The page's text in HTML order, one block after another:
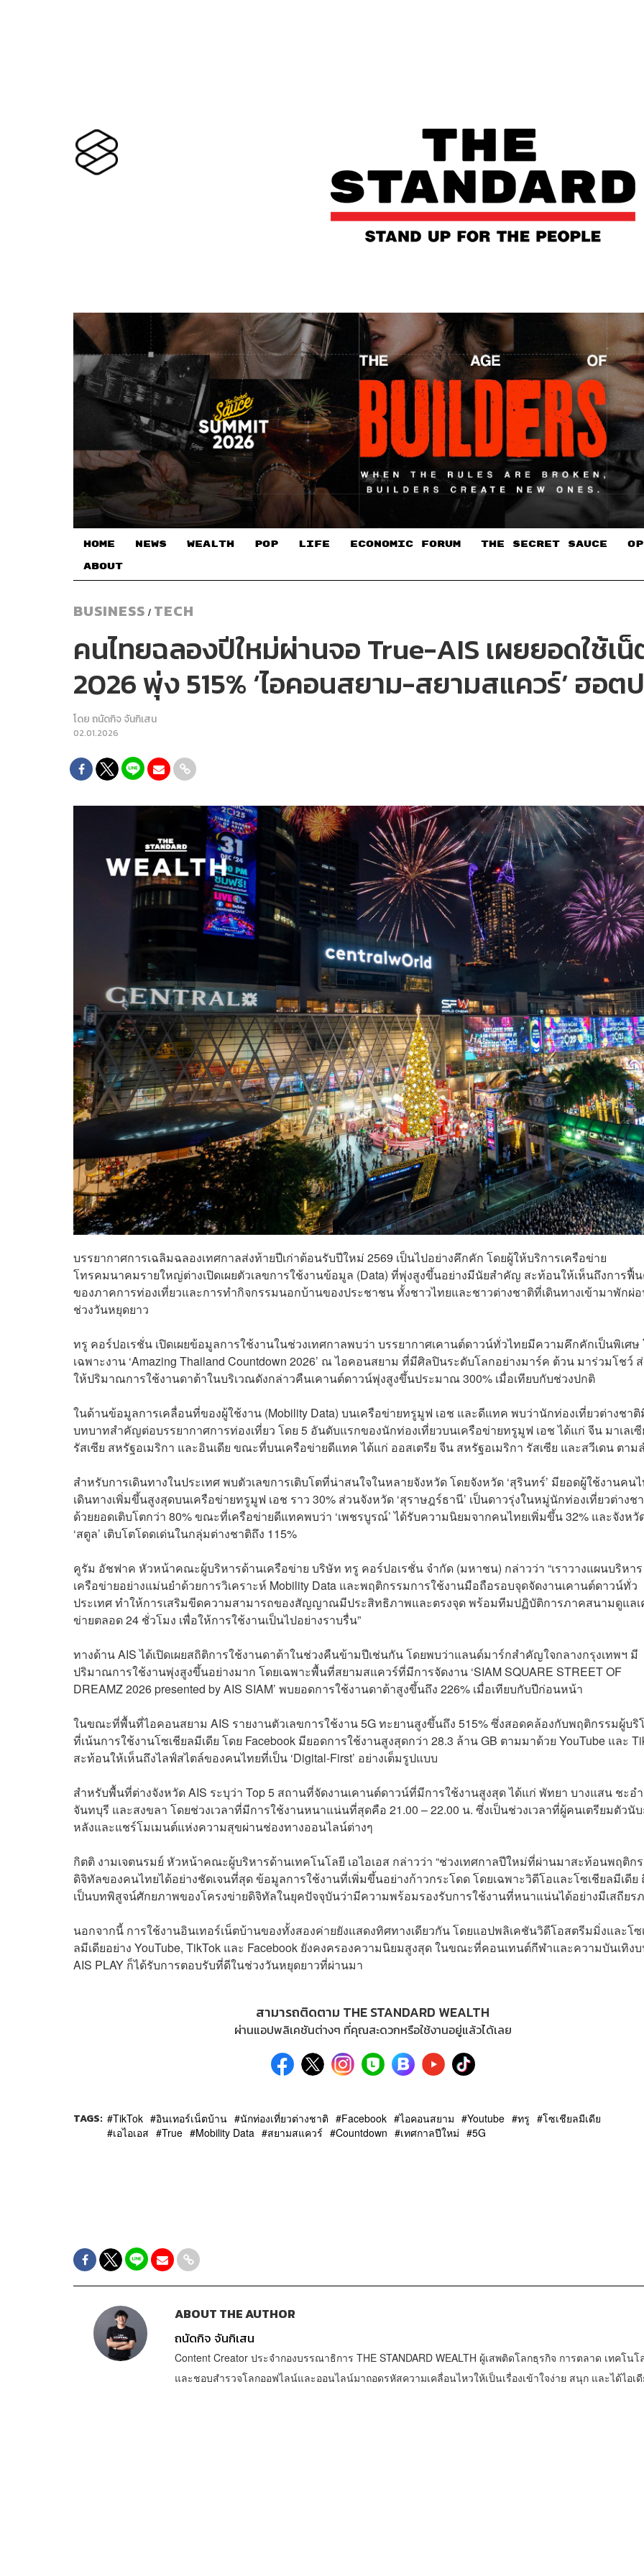
HOME NEWS WEALTH POP LIFE ECONOMIC FORUM THE SECRET SAUCE​
ABOUT
BUSINESS / TECH
คนไทยฉลองปีใหม่ผ่านจอ True-AIS เผยยอดใช้เ
2026 พุ่ง 515% ‘ไอคอนสยาม-สยามสแควร์’ ฮอ
โดยถนัดกิจ จันกิเสน
02.01.2026
บรรยากาศการเฉลิมฉลองเทศกาลส่งท้ายปีเก่าต้อนรับปีใหม่ 2569 เป็นไปอย่างคึกคัก โดยผู้ให้บริการเครือข่าย
โทรคมนาคมรายใหญ่ต่างเปิดเผยตัวเลขการใช้งานข้อมูล (Data) ที่พุ่งสูงขึ้นอย่างมีนัยสำคัญ สะท้อนให้เห็นถึงการฟื้
ของภาคการท่องเที่ยวและการทำกิจกรรมนอกบ้านของประชาชน ทั้งชาวไทยและชาวต่างชาติที่เดินทางเข้ามาพักผ่
ช่วงวันหยุดยาว
ทรู คอร์ปอเรชั่น เปิดเผยข้อมูลการใช้งานในช่วงเทศกาลพบว่า บรรยากาศเคานต์ดาวน์ทั่วไทยมีความคึกคักเป็นพิเศษ
เฉพาะงาน ‘Amazing Thailand Countdown 2026’ ณ ไอคอนสยาม ที่มีศิลปินระดับโลกอย่างมาร์ค ต้วน มาร่วมโชว์
ให้ปริมาณการใช้งานดาต้าในบริเวณดังกล่าวคืนเคานต์ดาวน์พุ่งสูงขึ้นประมาณ 300% เมื่อเทียบกับช่วงปกติ
ในด้านข้อมูลการเคลื่อนที่ของผู้ใช้งาน (Mobility Data) บนเครือข่ายทรูมูฟ เอช และดีแทค พบว่านักท่องเที่ยวต่างชา
บทบาทสำคัญต่อบรรยากาศการท่องเที่ยว โดย 5 อันดับแรกของนักท่องเที่ยวบนเครือข่ายทรูมูฟ เอช ได้แก่ จีน มาเลเ
รัสเซีย สหรัฐอเมริกา และอินเดีย ขณะที่บนเครือข่ายดีแทค ได้แก่ ออสเตรีย จีน สหรัฐอเมริกา รัสเซีย และสวีเดน ตาม
สำหรับการเดินทางในประเทศ พบตัวเลขการเติบโตที่น่าสนใจในหลายจังหวัด โดยจังหวัด ‘สุรินทร์’ มียอดผู้ใช้งานคน
เดินทางเพิ่มขึ้นสูงสุดบนเครือข่ายทรูมูฟ เอช ราว 30% ส่วนจังหวัด ‘สุราษฎร์ธานี’ เป็นดาวรุ่งในหมู่นักท่องเที่ยวต่างช
ด้วยยอดเติบโตกว่า 80% ขณะที่เครือข่ายดีแทคพบว่า ‘เพชรบูรณ์’ ได้รับความนิยมจากคนไทยเพิ่มขึ้น 32% และจังหวั
‘สตูล’ เติบโตโดดเด่นในกลุ่มต่างชาติถึง 115%
คูรัม อัชฟาค หัวหน้าคณะผู้บริหารด้านเครือข่าย บริษัท ทรู คอร์ปอเรชั่น จำกัด (มหาชน) กล่าวว่า “เราวางแผนบริหาร
เครือข่ายอย่างแม่นยำด้วยการวิเคราะห์ Mobility Data และพฤติกรรมการใช้งานมือถือรอบจุดจัดงานเคานต์ดาวน์ทั่ว
ประเทศ ทำให้การเสริมขีดความสามารถของสัญญาณมีประสิทธิภาพและตรงจุด พร้อมทีมปฏิบัติการภาคสนามดูแลเ
ข่ายตลอด 24 ชั่วโมง เพื่อให้การใช้งานเป็นไปอย่างราบรื่น”
ทางด้าน AIS ได้เปิดเผยสถิติการใช้งานดาต้าในช่วงคืนข้ามปีเช่นกัน โดยพบว่าแลนด์มาร์กสำคัญใจกลางกรุงเทพฯ มี
ปริมาณการใช้งานพุ่งสูงขึ้นอย่างมาก โดยเฉพาะพื้นที่สยามสแควร์ที่มีการจัดงาน ‘SIAM SQUARE STREET OF
DREAMZ 2026 presented by AIS SIAM’ พบยอดการใช้งานดาต้าสูงขึ้นถึง 226% เมื่อเทียบกับปีก่อนหน้า
ในขณะที่พื้นที่ไอคอนสยาม AIS รายงานตัวเลขการใช้งาน 5G ทะยานสูงขึ้นถึง 515% ซึ่งสอดคล้องกับพฤติกรรมผู้บริ
ที่เน้นการใช้งานโซเชียลมีเดีย โดย Facebook มียอดการใช้งานสูงสุดกว่า 28.3 ล้าน GB ตามมาด้วย YouTube และ
สะท้อนให้เห็นถึงไลฟ์สไตล์ของคนไทยที่เป็น ‘Digital-First’ อย่างเต็มรูปแบบ
สำหรับพื้นที่ต่างจังหวัด AIS ระบุว่า Top 5 สถานที่จัดงานเคานต์ดาวน์ที่มีการใช้งานสูงสุด ได้แก่ พัทยา บางแสน ชะอำ
จันทบุรี และสงขลา โดยช่วงเวลาที่มีการใช้งานหนาแน่นที่สุดคือ 21.00 – 22.00 น. ซึ่งเป็นช่วงเวลาที่ผู้คนเตรียมตัวนั
หลังและแชร์โมเมนต์แห่งความสุขผ่านช่องทางออนไลน์ต่างๆ
กิตติ งามเจตนรมย์ หัวหน้าคณะผู้บริหารด้านเทคโนโลยี เอไอเอส กล่าวว่า “ช่วงเทศกาลปีใหม่ที่ผ่านมาสะท้อนพฤติก
ดิจิทัลของคนไทยได้อย่างชัดเจนที่สุด ข้อมูลการใช้งานที่เพิ่มขึ้นอย่างก้าวกระโดด โดยเฉพาะวิดีโอและโซเชียลมีเดีย
เป็นบทพิสูจน์ศักยภาพของโครงข่ายดิจิทัลในยุคปัจจุบันว่ามีความพร้อมรองรับการใช้งานที่หนาแน่นได้อย่างมีเสถียร
นอกจากนี้ การใช้งานอินเทอร์เน็ตบ้านของทั้งสองค่ายยังแสดงทิศทางเดียวกัน โดยแอปพลิเคชันวิดีโอสตรีมมิ่งและโซ
ลมีเดียอย่าง YouTube, TikTok และ Facebook ยังคงครองความนิยมสูงสุด ในขณะที่คอนเทนต์กีฬาและความบันเทิง
AIS PLAY ก็ได้รับการตอบรับที่ดีในช่วงวันหยุดยาวที่ผ่านมา
สามารถติดตาม THE STANDARD WEALTH
ผ่านแอปพลิเคชันต่างๆ ที่คุณสะดวกหรือใช้งานอยู่แล้วได้เลย
TAGS: TikTok อินเทอร์เน็ตบ้าน นักท่องเที่ยวต่างชาติ Facebook ไอคอนสยาม Youtube ทรู
โซเชียลมีเดีย
เอไอเอส
True Mobility Data สยามสแควร์ Countdown เทศกาลปีใหม่ 5G
ABOUT THE AUTHOR
ถนัดกิจ จันกิเสน
Content Creator ประจำกองบรรณาธิการ THE STANDARD WEALTH ผู้เสพติดโลกธุรกิจ การตลาด เทคโนโ
และชอบสำรวจโลกออฟไลน์และออนไลน์มาถอดรหัสความเคลื่อนไหวให้เป็นเรื่องเข้าใจง่าย สนุก และได้ไอเ